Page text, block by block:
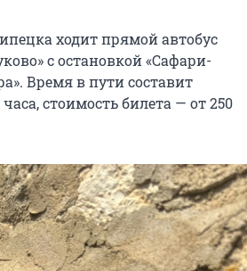
ходит прямой автобус
с остановкой «Сафари-
Время в пути составит
стоимость билета — от 250